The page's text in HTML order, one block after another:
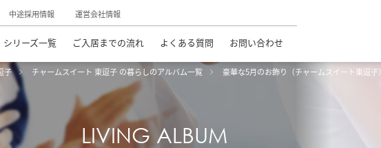
中途採用情報 運営会社情報
シリーズ一覧 ご入居までの流れ よくある質問 お問い合わせ
子 チャームスイート 東逗子 の暮らしのアルバム一覧 豪華な5月のお飾り（チャームスイート東逗子）
LIVING ALBUM